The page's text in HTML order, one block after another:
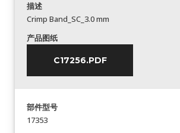
描述
Crimp Band_SC_3.0 mm
产品图纸
C17256.PDF
部件型号
17353